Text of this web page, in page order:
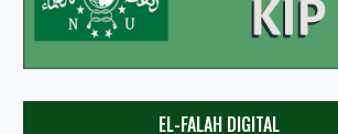
EL-FALAH DIGITAL